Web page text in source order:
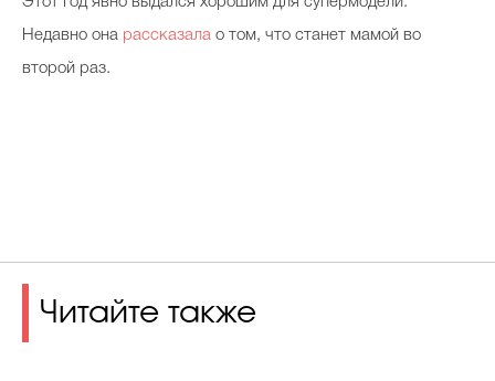
Недавно она рассказала о том, что станет мамой во
второй раз.
Читайте также